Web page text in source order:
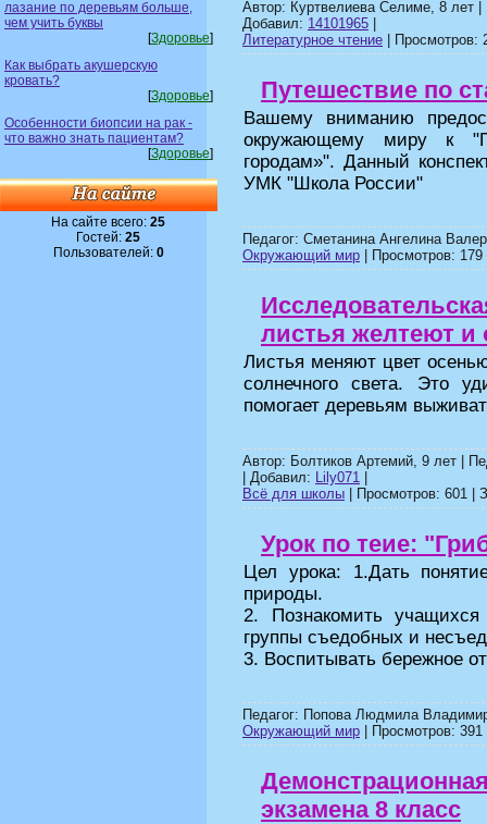
лазание по деревьям больше,
чем учить буквы
[Здоровье]
Как выбрать акушерскую
кровать?
[Здоровье]
Особенности биопсии на рак -
что важно знать пациентам?
[Здоровье]
На сайте всего:25
Гостей:25
Пользователей: 0
Автор: Куртвелиева Селиме, 8 лет
Добавил: 14101965
Литературное чтение | Просмотров:
Путешествие по
Вашему вниманию
окружающему миру к
городам»". Данный
УМК "Школа России"
Педагог: Сметанина Ангелина
Окружающий мир | Просмотров:
листья желтеют и
Листья меняют цвет
солнечного света. Это
помогает деревьям
Автор: Болтиков Артемий, 9 лет |
| Добавил: Lily071
Всё для школы | Просмотров: 601 |
Урок по теие:
Цел урока: 1.Дать
природы.
2. Познакомить
группы съедобных и
3. Воспитывать бережное
Педагог: Попова Людмила
Окружающий мир | Просмотров:
экзамена 8 класс